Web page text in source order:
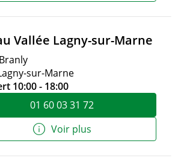
Vallée Lagny-sur-Marne
sur-Marne
10:00 - 18:00
01 60 03 31 72
Voir plus